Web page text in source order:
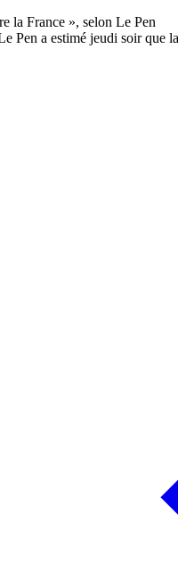
Pen a estimé jeudi soir que